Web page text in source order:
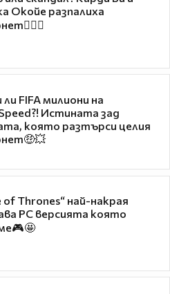
Окойе разпалиха
FIFA милиони на
Истината зад
която разтърси целия
of Thrones“ най-накрая
PC версията която